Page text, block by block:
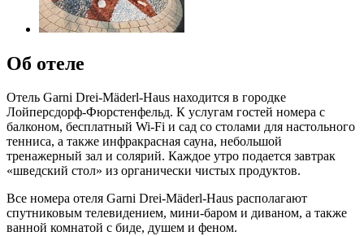
Об отеле
Отель Garni Drei-Mäderl-Haus находится в городке
Лойперсдорф-Фюрстенфельд. К услугам гостей номера с
балконом, бесплатный Wi-Fi и сад со столами для настольного
тенниса, а также инфракрасная сауна, небольшой
тренажерный зал и солярий. Каждое утро подается завтрак
«шведский стол» из органически чистых продуктов.
Все номера отеля Garni Drei-Mäderl-Haus располагают
спутниковым телевидением, мини-баром и диваном, а также
ванной комнатой с биде, душем и феном.